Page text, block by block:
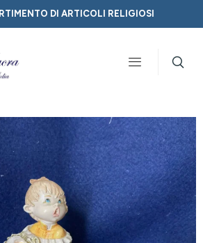
DI ARTICOLI RELIGIOSI